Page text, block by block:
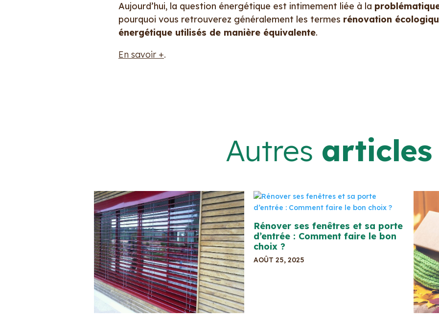
Aujourd’hui, la question énergétique est intimement liée à la
pourquoi vous retrouverez généralement les termes rénovation
énergétique utilisés de manière équivalente.
En savoir +.
Autres articles
Rénover ses fenêtres et sa porte
d’entrée : Comment faire le bon
choix ?
AOÛT 25, 2025